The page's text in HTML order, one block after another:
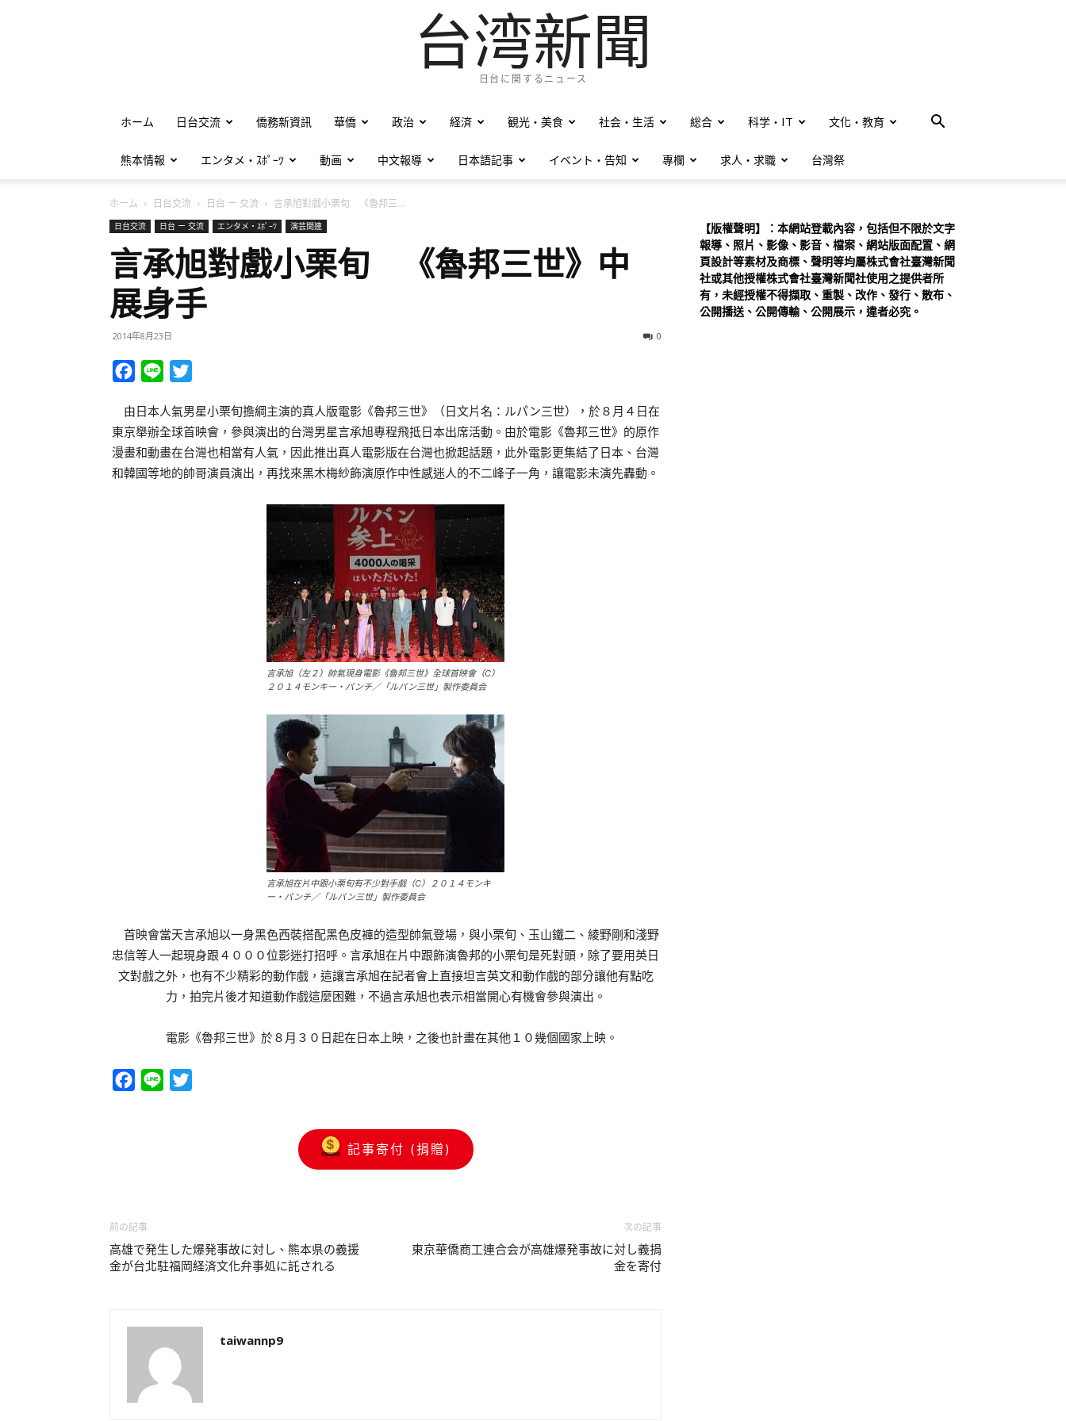
台湾新聞
日台に関するニュース
ホーム 日台交流 僑務新資訊 華僑 政治 経済 観光・美食 社会・生活 総合 科学・IT 文化・教育
熊本情報 エンタメ・ｽﾎﾟｰﾂ 動画 中文報導 日本語記事 イベント・告知 專欄 求人・求職 台灣祭
ホーム 日台交流 日台 ー 交流 言承旭對戲小栗旬 《魯邦三...
日台交流 日台 ー 交流 エンタメ・ｽﾎﾟｰﾂ 演芸関連
言承旭對戲小栗旬 《魯邦三世》中
展身手
2014年8月23日 0
Facebook
Line
由日本人氣男星小栗旬擔綱主演的真人版電影《魯邦三世》（日文片名：ルパン三世），於８月４日在
東京舉辦全球首映會，參與演出的台灣男星言承旭專程飛抵日本出席活動。由於電影《魯邦三世》的原作
漫畫和動畫在台灣也相當有人氣，因此推出真人電影版在台灣也掀起話題，此外電影更集結了日本、台灣
和韓國等地的帥哥演員演出，再找來黑木梅紗飾演原作中性感迷人的不二峰子一角，讓電影未演先轟動。
言承旭（左２）帥氣現身電影《魯邦三世》全球首映會（C）
２０１４モンキー・パンチ／「ルパン三世」製作委員会
言承旭在片中跟小栗旬有不少對手戲（C）２０１４モンキ
ー・パンチ／「ルパン三世」製作委員会
首映會當天言承旭以一身黑色西裝搭配黑色皮褲的造型帥氣登場，與小栗旬、玉山鐵二、綾野剛和淺野
忠信等人一起現身跟４０００位影迷打招呼。言承旭在片中跟飾演魯邦的小栗旬是死對頭，除了要用英日
文對戲之外，也有不少精彩的動作戲，這讓言承旭在記者會上直接坦言英文和動作戲的部分讓他有點吃
力，拍完片後才知道動作戲這麼困難，不過言承旭也表示相當開心有機會參與演出。
電影《魯邦三世》於８月３０日起在日本上映，之後也計畫在其他１０幾個國家上映。
Facebook
Line
記事寄付 (捐贈)
前の記事
高雄で発生した爆発事故に対し、熊本県の義援
金が台北駐福岡経済文化弁事処に託される
次の記事
東京華僑商工連合会が高雄爆発事故に対し義捐
金を寄付
taiwannp9
【版權聲明】：本網站登載內容，包括但不限於文字
報導、照片、影像、影音、檔案、網站版面配置、網
頁設計等素材及商標、聲明等均屬株式會社臺灣新聞
社或其他授權株式會社臺灣新聞社使用之提供者所
有，未經授權不得擷取、重製、改作、發行、散布、
公開播送、公開傳輸、公開展示，違者必究。